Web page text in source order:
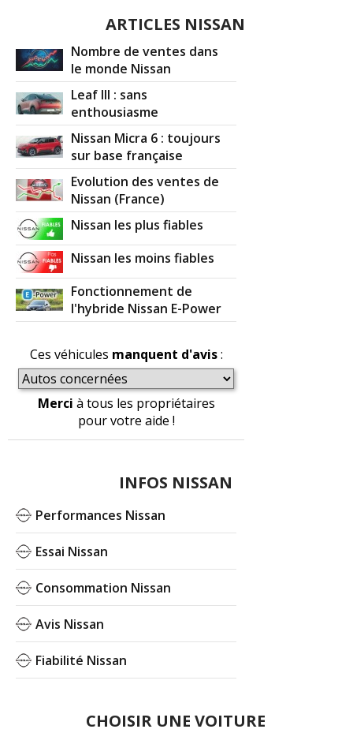
ARTICLES NISSAN
Nombre de ventes dans
le monde Nissan
Leaf III : sans
enthousiasme
Nissan Micra 6 : toujours
sur base française
Evolution des ventes de
Nissan (France)
Nissan les plus fiables
Nissan les moins fiables
Fonctionnement de
l'hybride Nissan E-Power
Ces véhicules manquent d'avis:
Merci à tous les propriétaires
pour votre aide !
INFOS NISSAN
Performances Nissan
Essai Nissan
Consommation Nissan
Avis Nissan
Fiabilité Nissan
CHOISIR UNE VOITURE